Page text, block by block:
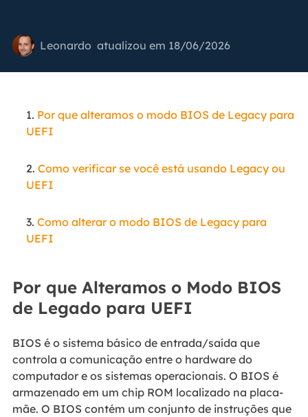
Leonardo atualizou em 18/06/2026
1. Por que alteramos o modo BIOS de Legacy para
UEFI
2. Como verificar se você está usando Legacy ou
UEFI
3. Como alterar o modo BIOS de Legacy para
UEFI
Por que Alteramos o Modo BIOS
de Legado para UEFI
BIOS é o sistema básico de entrada/saída que
controla a comunicação entre o hardware do
computador e os sistemas operacionais. O BIOS é
armazenado em um chip ROM localizado na placa-
mãe. O BIOS contém um conjunto de instruções que